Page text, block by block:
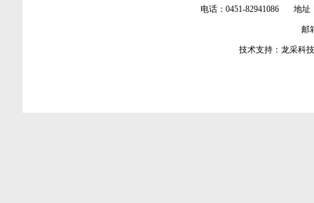
电话：0451-82941086 地址
邮
技术支持： 龙采科